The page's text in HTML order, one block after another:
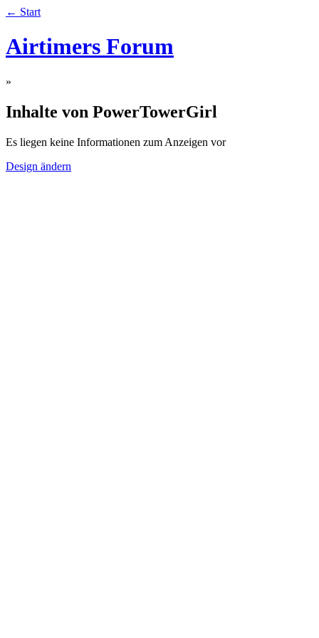
← Start
Airtimers Forum
»
Inhalte von PowerTowerGirl
Es liegen keine Informationen zum Anzeigen vor
Design ändern